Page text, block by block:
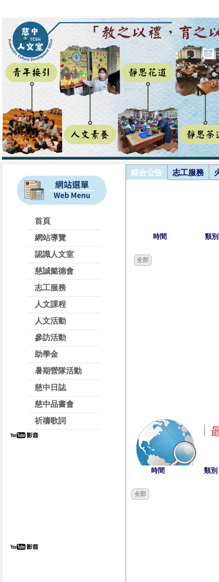
首頁
網站導覽
認識人文室
慈誠懿德會
志工服務
人文課程
人文活動
參訪活動
助學金
暑期營隊活動
慈中日誌
慈中品書會
祈禱歌詞
綜合公告 志工服務
時間 類別
全部
時間 類別
全部